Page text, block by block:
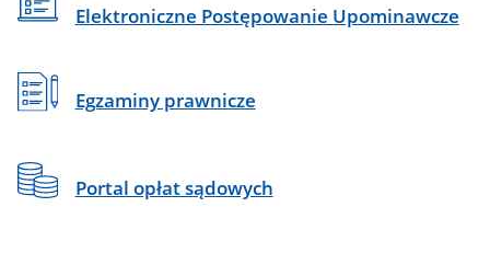
Elektroniczne Postępowanie Upominawcze
Egzaminy prawnicze
Portal opłat sądowych